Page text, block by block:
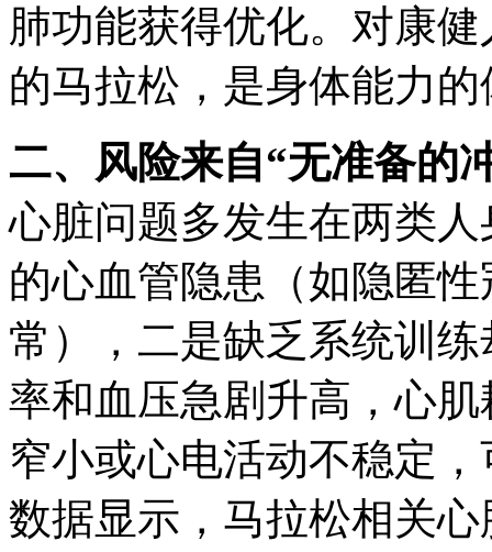
肺功能获得优化。对康
的马拉松，是身体能力
二、风险来自“无准备的
心脏问题多发生在两类
的心血管隐患（如隐匿
常），二是缺乏系统训
率和血压急剧升高，心
窄小或心电活动不稳定
数据显示，马拉松相关